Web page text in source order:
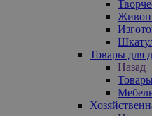
Товары для
Назад